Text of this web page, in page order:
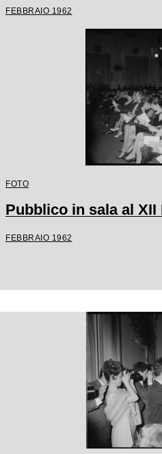
FEBBRAIO 1962
FOTO
Pubblico in sala al
FEBBRAIO 1962